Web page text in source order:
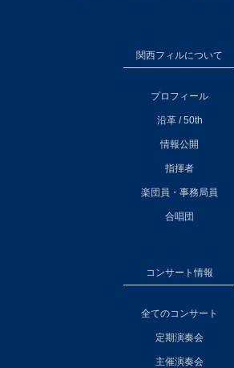
関西フィルについて
プロフィール
沿革 / 50th
情報公開
指揮者
楽団員・事務局員
合唱団
コンサート情報
全てのコンサート
定期演奏会
主催演奏会